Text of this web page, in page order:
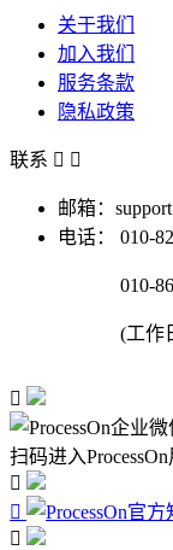
关于我们
加入我们
服务条款
隐私政策
联系  
邮箱：
电话：
010-
010-
(工作

扫码进入


